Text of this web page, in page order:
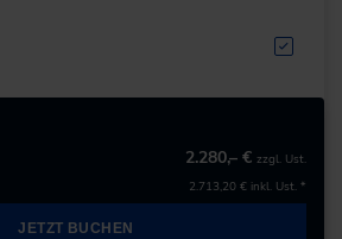
2.280,– € zzgl. Ust.
2.713,20 € inkl. Ust. *
JETZT BUCHEN